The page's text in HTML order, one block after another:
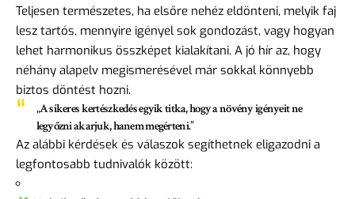
Teljesen természetes, ha elsőre nehéz eldönteni, melyik faj
lesz tartós, mennyire igényel sok gondozást, vagy hogyan
lehet harmonikus összképet kialakítani. A jó hír az, hogy
néhány alapelv megismerésével már sokkal könnyebb
biztos döntést hozni.
„A sikeres kertészkedés egyik titka, hogy a növény igényeit ne
legyőzni akarjuk, hanem megérteni.”
Az alábbi kérdések és válaszok segíthetnek eligazodni a
legfontosabb tudnivalók között: